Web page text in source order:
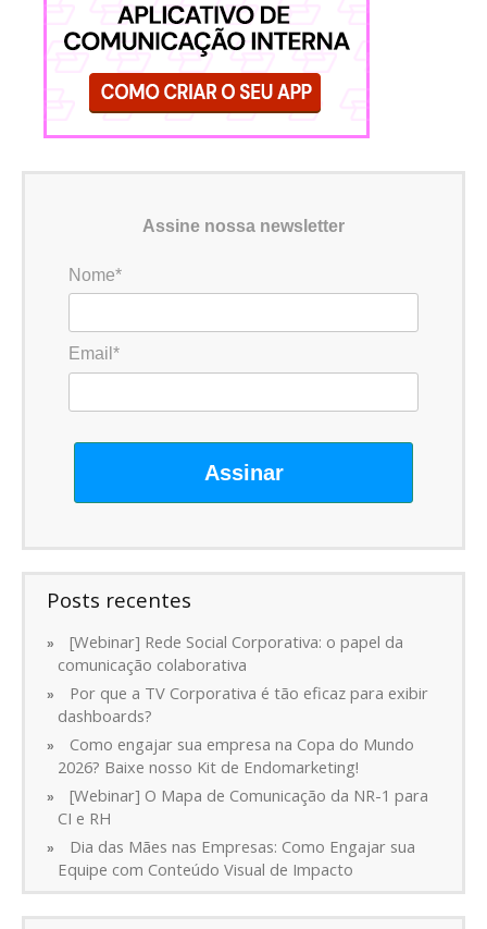
Assine nossa newsletter
Nome*
Email*
Assinar
Posts recentes
[Webinar] Rede Social Corporativa: o papel da
comunicação colaborativa
Por que a TV Corporativa é tão eficaz para exibir
dashboards?
Como engajar sua empresa na Copa do Mundo
2026? Baixe nosso Kit de Endomarketing!
[Webinar] O Mapa de Comunicação da NR-1 para
CI e RH
Dia das Mães nas Empresas: Como Engajar sua
Equipe com Conteúdo Visual de Impacto